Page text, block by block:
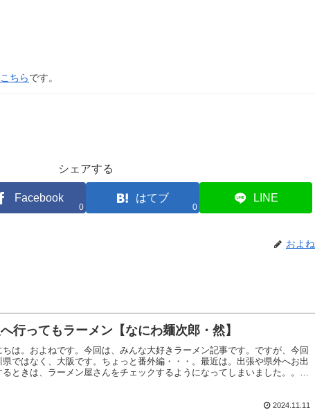
ちらです。
シェアする
Facebook
0
はてブ
0
LINE
およね
行ってもラーメン【なにわ麺次郎・然】
ちは。およねです。今回は、みんな大好きラーメン記事です。ですが、今回
県ではなく、大阪です。ちょっと番外編・・・。最近は。出張や県外へお出
るときは、ラーメン屋さんをチェックするようになってしまいました。。。
2024.11.11